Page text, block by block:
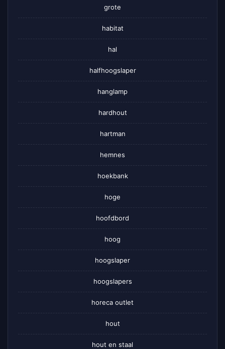
grote
habitat
hal
halfhoogslaper
hanglamp
hardhout
hartman
hemnes
hoekbank
hoge
hoofdbord
hoog
hoogslaper
hoogslapers
horeca outlet
hout
hout en staal